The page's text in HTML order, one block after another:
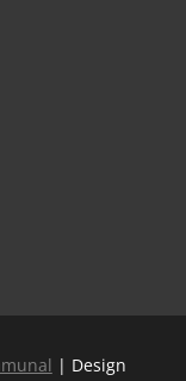
| Design